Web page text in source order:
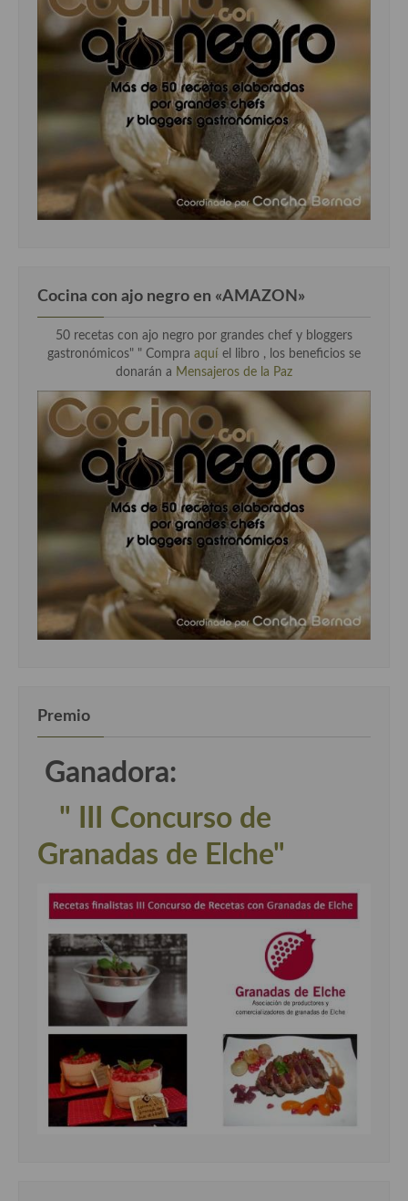
Cocina con ajo negro en «AMAZON»
50 recetas con ajo negro por grandes chef y bloggers
gastronómicos" " Compra aquí el libro , los beneficios se
donarán a Mensajeros de la Paz
Premio
Ganadora:
" III Concurso de
Granadas de Elche"